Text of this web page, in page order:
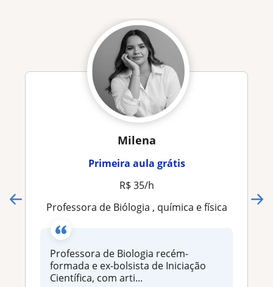
Milena
Primeira aula grátis
R$ 35/h
Professora de Biólogia , química e física
Professora de Biologia recém-
formada e ex-bolsista de Iniciação
Científica, com arti...